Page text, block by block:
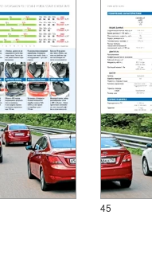
45